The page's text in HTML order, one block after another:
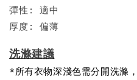
彈性: 適中
厚度: 偏薄
洗滌建議
*所有衣物深淺色需分開洗滌，